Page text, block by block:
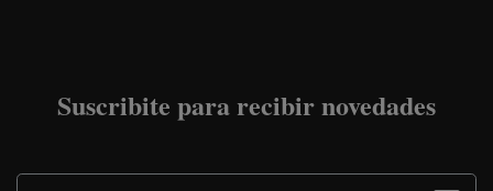
Suscribite para recibir novedades